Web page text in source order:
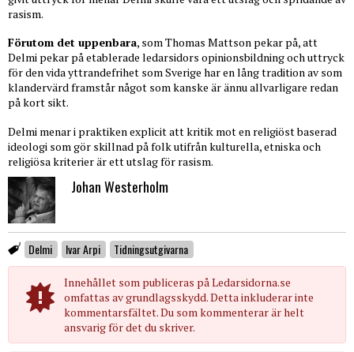
rasism.
Förutom det uppenbara, som Thomas Mattson pekar på, att
Delmi pekar på etablerade ledarsidors opinionsbildning och uttryck
för den vida yttrandefrihet som Sverige har en lång tradition av som
klandervärd framstår något som kanske är ännu allvarligare redan
på kort sikt.
Delmi menar i praktiken explicit att kritik mot en religiöst baserad
ideologi som gör skillnad på folk utifrån kulturella, etniska och
religiösa kriterier är ett utslag för rasism.
Johan Westerholm
Delmi Ivar Arpi Tidningsutgivarna
Innehållet som publiceras på Ledarsidorna.se
omfattas av grundlagsskydd. Detta inkluderar inte
kommentarsfältet. Du som kommenterar är helt
ansvarig för det du skriver.